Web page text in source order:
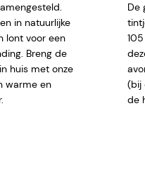
in natuurlijke
lont voor een
Breng de
huis met onze
warme en
De
(bij
de